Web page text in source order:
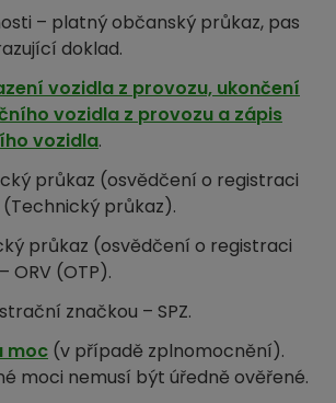
– platný občanský průkaz, pas
doklad.
vozidla z provozu, ukončení
vozidla z provozu a zápis
vozidla.
průkaz (osvědčení o registraci
(Technický průkaz).
průkaz (osvědčení o registraci
ORV (OTP).
značkou – SPZ.
moc (v případě zplnomocnění).
moci nemusí být úředně ověřené.